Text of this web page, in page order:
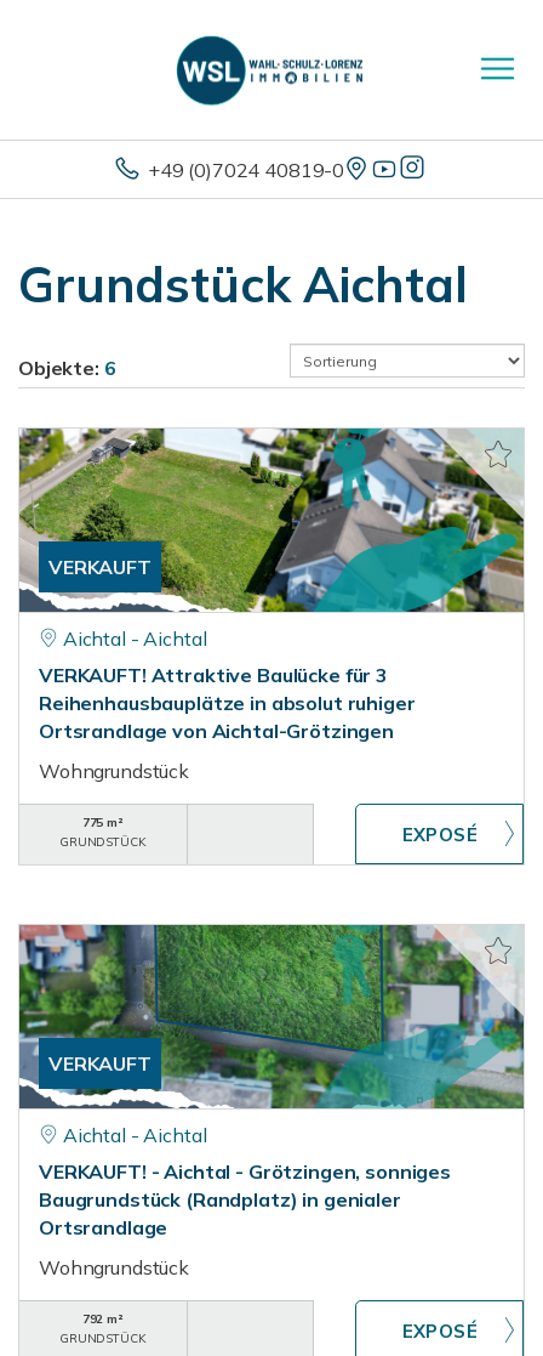
+49 (0)7024 40819-0
Grundstück Aichtal
Objekte: 6
VERKAUFT
Aichtal - Aichtal
VERKAUFT! Attraktive Baulücke für 3
Reihenhausbauplätze in absolut ruhiger
Ortsrandlage von Aichtal-Grötzingen
Wohngrundstück
775 m²
GRUNDSTÜCK
VERKAUFT
Aichtal - Aichtal
VERKAUFT! - Aichtal - Grötzingen, sonniges
Baugrundstück (Randplatz) in genialer
Ortsrandlage
Wohngrundstück
792 m²
GRUNDSTÜCK